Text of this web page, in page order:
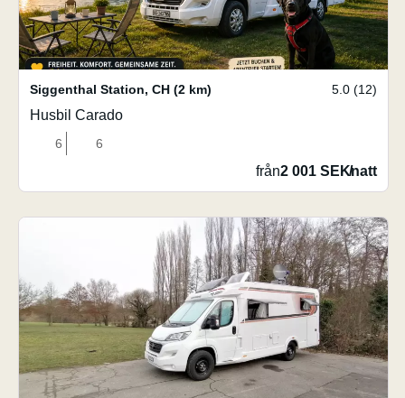
Siggenthal Station, CH (2 km) 5.0 (12)
Husbil Carado
6 6
från2 001 SEK/natt